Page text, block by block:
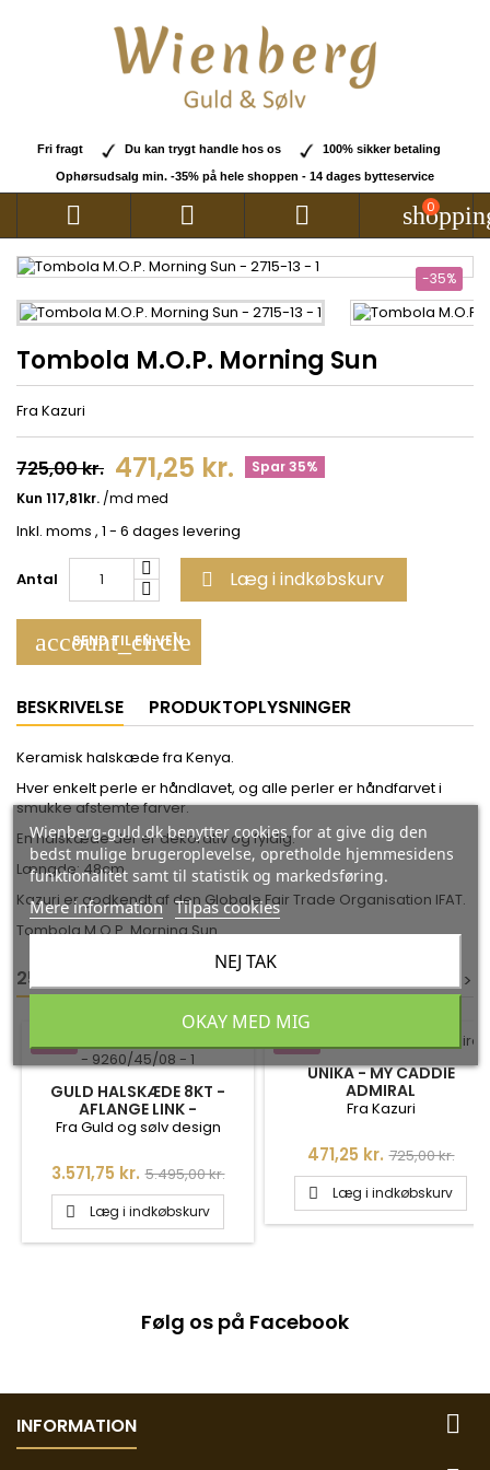
Fri fragt Du kan trygt handle hos os 100% sikker betaling
Ophørsudsalg min. -35% på hele shoppen - 14 dages bytteservice
   0
-35%
Tombola M.O.P. Morning Sun
Fra Kazuri
725,00 kr. 471,25 kr. Spar 35%
Inkl. moms , 1 - 6 dages levering
Antal  Læg i indkøbskurv
account_circle
SEND TIL EN VEN
BESKRIVELSE PRODUKTOPLYSNINGER
Keramisk halskæde fra Kenya.
Hver enkelt perle er håndlavet, og alle perler er håndfarvet i
smukke afstemte farver.
En halskæde der er dekorativ og fyldig.
Længde: 48cm
Kazuri er godkendt af den Globale Fair Trade Organisation IFAT.
Tombola M.O.P. Morning Sun
25 ANDRE VARER I DEN SAMME KATEGORI: > >
<<
GULD HALSKÆDE 8KT -
AFLANGE LINK -
9260/45/08
Fra Guld og sølv design
Pris
3.571,75 kr. Normalpris
5.495,00 kr.
 Læg i indkøbskurv
UNIKA - MY CADDIE
ADMIRAL
Fra Kazuri
Pris
471,25 kr. Normalpris
725,00 kr.
 Læg i indkøbskurv
Følg os på Facebook
INFORMATION 
Wienberg-guld.dk benytter cookies for at give dig den
bedst mulige brugeroplevelse, opretholde hjemmesidens
funktionalitet samt til statistik og markedsføring.
Mere information Tilpas cookies
NEJ TAK
OKAY MED MIG